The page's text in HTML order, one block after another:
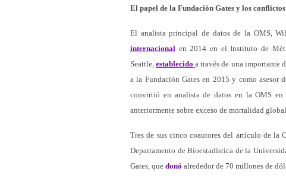
El papel de la Fundación Gates y los
El analista principal de datos de la OMS,
internacional en 2014 en el Instituto de
Seattle,establecido a través de una importante
a la Fundación Gates en 2015 y como asesor
convirtió en analista de datos en la OMS en
anteriormente sobre exceso de mortalidad
Tres de sus cinco coautores del artículo de la
Departamento de Bioestadística de la
Gates, que donó alrededor de 70 millones de